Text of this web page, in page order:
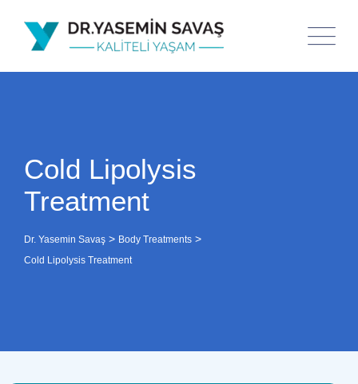
Cold Lipolysis
Treatment
Dr. Yasemin Savaş > Body Treatments >
Cold Lipolysis Treatment